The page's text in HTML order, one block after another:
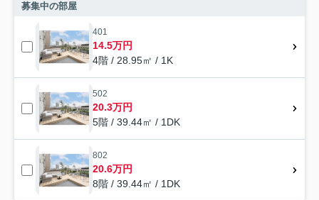
募集中の部屋
401
14.5万円
4階 / 28.95㎡ / 1K
502
20.3万円
5階 / 39.44㎡ / 1DK
802
20.6万円
8階 / 39.44㎡ / 1DK